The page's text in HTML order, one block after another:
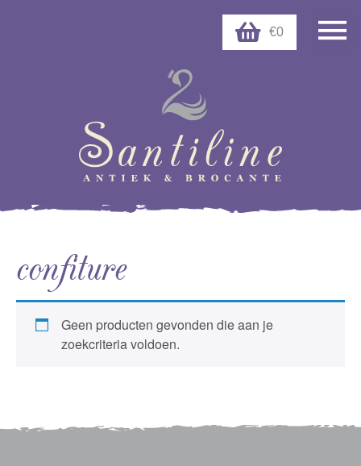
€0
confiture
Geen producten gevonden die aan je
zoekcriteria voldoen.